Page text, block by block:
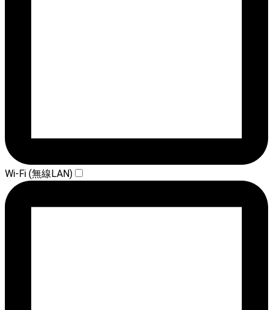
Wi-Fi (無線LAN)